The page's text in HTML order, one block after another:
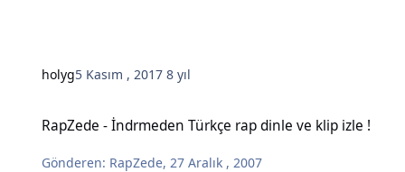
holyg5 Kasım , 20178 yıl
RapZede - İndrmeden Türkçe rap dinle ve klip izle !
Gönderen: RapZede, 27 Aralık , 2007